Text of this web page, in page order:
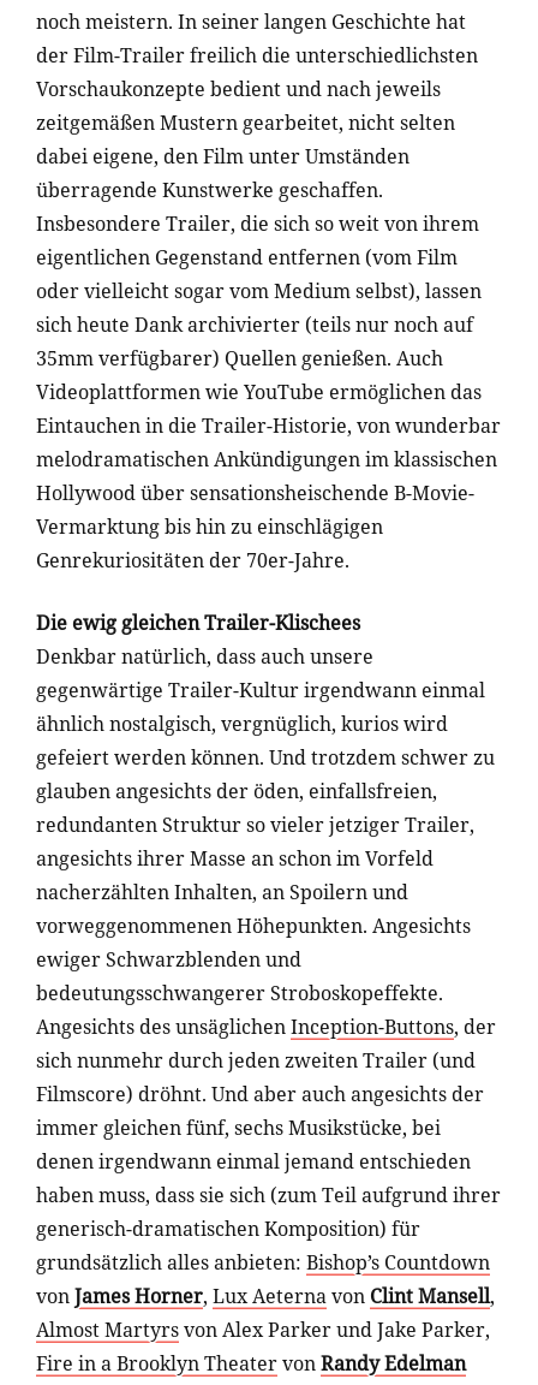
noch meistern. In seiner langen Geschichte hat
der Film-Trailer freilich die unterschiedlichsten
Vorschaukonzepte bedient und nach jeweils
zeitgemäßen Mustern gearbeitet, nicht selten
dabei eigene, den Film unter Umständen
überragende Kunstwerke geschaffen.
Insbesondere Trailer, die sich so weit von ihrem
eigentlichen Gegenstand entfernen (vom Film
oder vielleicht sogar vom Medium selbst), lassen
sich heute Dank archivierter (teils nur noch auf
35mm verfügbarer) Quellen genießen. Auch
Videoplattformen wie YouTube ermöglichen das
Eintauchen in die Trailer-Historie, von wunderbar
melodramatischen Ankündigungen im klassischen
Hollywood über sensationsheischende B-Movie-
Vermarktung bis hin zu einschlägigen
Genrekuriositäten der 70er-Jahre.
Die ewig gleichen Trailer-Klischees
Denkbar natürlich, dass auch unsere
gegenwärtige Trailer-Kultur irgendwann einmal
ähnlich nostalgisch, vergnüglich, kurios wird
gefeiert werden können. Und trotzdem schwer zu
glauben angesichts der öden, einfallsfreien,
redundanten Struktur so vieler jetziger Trailer,
angesichts ihrer Masse an schon im Vorfeld
nacherzählten Inhalten, an Spoilern und
vorweggenommenen Höhepunkten. Angesichts
ewiger Schwarzblenden und
bedeutungsschwangerer Stroboskopeffekte.
Angesichts des unsäglichenInception-Buttons, der
sich nunmehr durch jeden zweiten Trailer (und
Filmscore) dröhnt. Und aber auch angesichts der
immer gleichen fünf, sechs Musikstücke, bei
denen irgendwann einmal jemand entschieden
haben muss, dass sie sich (zum Teil aufgrund ihrer
generisch-dramatischen Komposition) für
grundsätzlich alles anbieten: Bishop’s Countdown
vonJames Horner, Lux Aeternavon Clint Mansell,
Almost Martyrsvon Alex Parker und Jake Parker,
Fire in a Brooklyn TheatervonRandy Edelman